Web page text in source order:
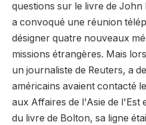
questions sur le livre de
a convoqué une réunion
désigner quatre nouveaux
missions étrangères. Mais
un journaliste de Reuters, a
américains avaient contacté
aux Affaires de l'Asie de l'Est
du livre de Bolton, sa ligne